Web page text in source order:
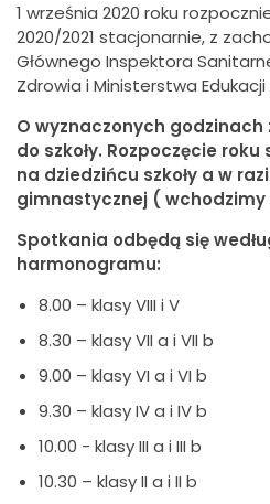
1 września 2020 roku
2020/2021 stacjonarnie, z
Głównego Inspektora
Zdrowia i Ministerstwa
O wyznaczonych
do szkoły. Rozpoczęcie
na dziedzińcu szkoły a w
gimnastycznej ( wchodzimy
Spotkania odbędą się
harmonogramu:
8.00 – klasy VIII i V
8.30 – klasy VII a i VII b
9.00 – klasy VI a i VI b
9.30 – klasy IV a i IV b
10.00 - klasy III a i III b
10.30 – klasy II a i II b